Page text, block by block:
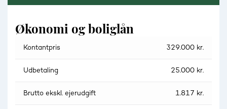
Økonomi og boliglån
Kontantpris 329.000 kr.
Udbetaling 25.000 kr.
Brutto ekskl. ejerudgift 1.817 kr.